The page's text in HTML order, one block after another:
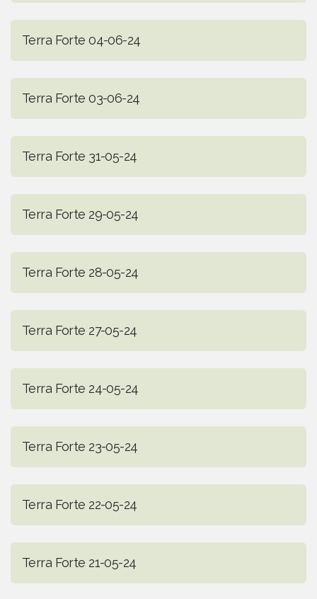
Terra Forte 04-06-24
Terra Forte 03-06-24
Terra Forte 31-05-24
Terra Forte 29-05-24
Terra Forte 28-05-24
Terra Forte 27-05-24
Terra Forte 24-05-24
Terra Forte 23-05-24
Terra Forte 22-05-24
Terra Forte 21-05-24